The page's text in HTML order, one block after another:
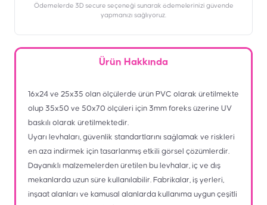
Ödemelerde 3D secure seçeneği sunarak ödemelerinizi güvende
yapmanızı sağlıyoruz.
Ürün Hakkında
16x24 ve 25x35 olan ölçülerde ürün PVC olarak üretilmekte
olup 35x50 ve 50x70 ölçüleri için 3mm foreks üzerine UV
baskılı olarak üretilmektedir.
Uyarı levhaları, güvenlik standartlarını sağlamak ve riskleri
en aza indirmek için tasarlanmış etkili görsel çözümlerdir.
Dayanıklı malzemelerden üretilen bu levhalar, iç ve dış
mekanlarda uzun süre kullanılabilir. Fabrikalar, iş yerleri,
inşaat alanları ve kamusal alanlarda kullanıma uygun çeşitli